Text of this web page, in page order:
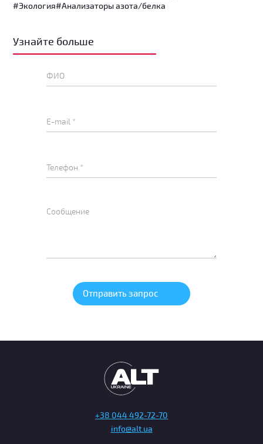
#Экология#Анализаторы азота/белка
Узнайте больше
+38 044 492-72-70
info@alt.ua